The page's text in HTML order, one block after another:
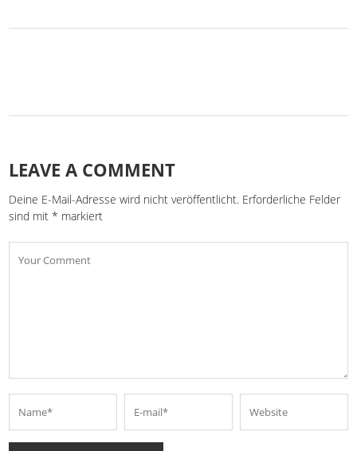
LEAVE A COMMENT
Deine E-Mail-Adresse wird nicht veröffentlicht. Erforderliche Felder
sind mit* markiert